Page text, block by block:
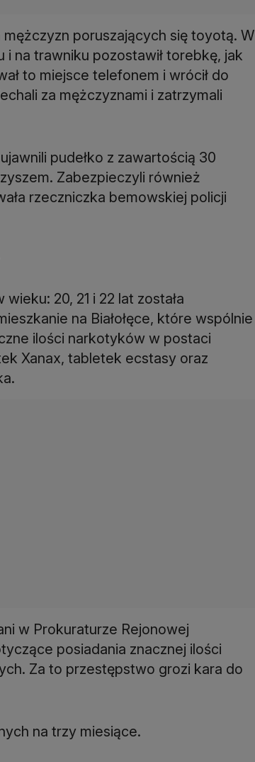
poruszających się toyotą. W
i na trawniku pozostawił torebkę, jak
to miejsce telefonem i wrócił do
za mężczyznami i zatrzymali
pudełko z zawartością 30
Zabezpieczyli również
rzeczniczka bemowskiej policji
20, 21 i 22 lat została
na Białołęce, które wspólnie
ilości narkotyków w postaci
Xanax, tabletek ecstasy oraz
w Prokuraturze Rejonowej
posiadania znacznej ilości
Za to przestępstwo grozi kara do
na trzy miesiące.